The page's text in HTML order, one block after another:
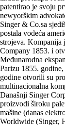
patentirao je svoju
newyorškim
Singer & Co.sa
postala vodeća
strojeva. Kompanija
Company 1853. i
Međunarodna
Parizu 1855.
godine otvorili su
multinacionalna
Današnji Singer
proizvodi široku
mašine (danas
Worldwide (Singer,